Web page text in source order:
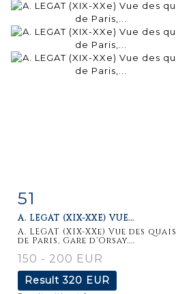
Item detail
51
A. LEGAT (XIX-XXE) VUE...
A. LEGAT (XIX-XXe) Vue des quais
de Paris, Gare d'Orsay....
150 - 200 EUR
Result320 EUR